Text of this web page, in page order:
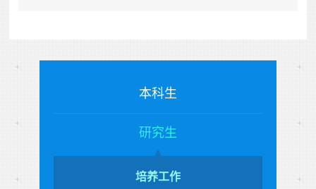
本科生
研究生
培养工作